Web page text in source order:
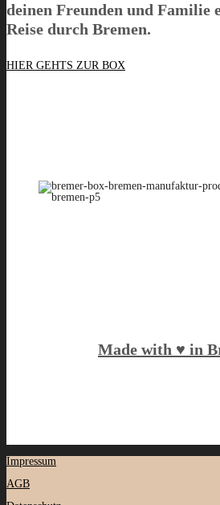
deinen Freunden und Familie
Reise durch Bremen.
HIER GEHTS ZUR BOX
Made with ♥️ in
Impressum
AGB